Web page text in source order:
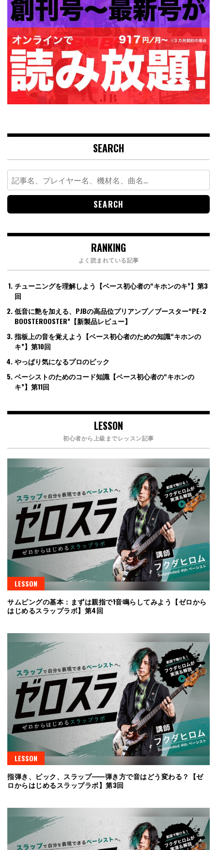
SEARCH
Search
for:
RANKING
よく読まれている記事
チューニングを理解しよう【ベース初心者の“キホンのキ”】第3
回
低音に艶を加える、PJBの高品位プリアンプ／ブースター“PE-2
BOOSTEROOSTER”【新製品レビュー】
指板上の音を覚えよう【ベース初心者のための知識“キホンの
キ”】第10回
やっぱり気になるプロのピック
ベーシストのためのコード知識【ベース初心者の“キホンの
キ”】第11回
LESSON
初心者から上級までレッスン記事
LESSON
サムピングの基本：まずは親指で1音鳴らしてみよう【ゼロから
はじめるスラップラボ】第4回
LESSON
指弾き、ピック、スラップ⸺弾き方で音はどう変わる？【ゼ
ロからはじめるスラップラボ】第3回